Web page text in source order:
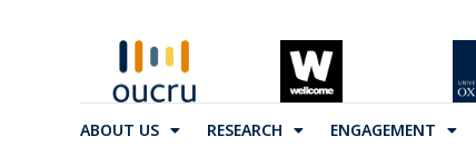
ABOUT US RESEARCH ENGAGEMENT